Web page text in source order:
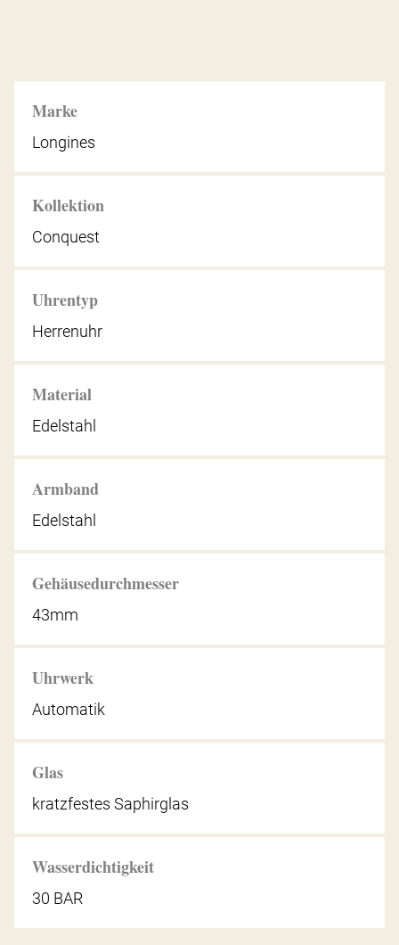
Marke
Longines
Kollektion
Conquest
Uhrentyp
Herrenuhr
Material
Edelstahl
Armband
Edelstahl
Gehäusedurchmesser
43mm
Uhrwerk
Automatik
Glas
kratzfestes Saphirglas
Wasserdichtigkeit
30 BAR